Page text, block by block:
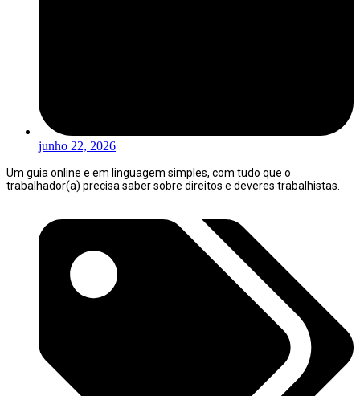
junho 22, 2026
Um guia online e em linguagem simples, com tudo que o
trabalhador(a) precisa saber sobre direitos e deveres trabalhistas.